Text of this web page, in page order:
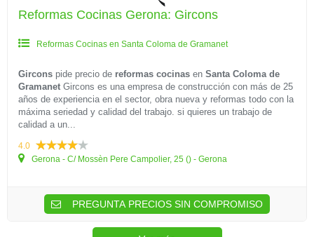
Reformas Cocinas Gerona: Gircons
Reformas Cocinas en Santa Coloma de Gramanet
Gircons pide precio de reformas cocinas en Santa Coloma de
Gramanet Gircons es una empresa de construcción con más de 25
años de experiencia en el sector, obra nueva y reformas todo con la
máxima seriedad y calidad del trabajo. si quieres un trabajo de
calidad a un...
4.0
Gerona - C/ Mossèn Pere Campolier, 25 () - Gerona
PREGUNTA PRECIOS SIN COMPROMISO